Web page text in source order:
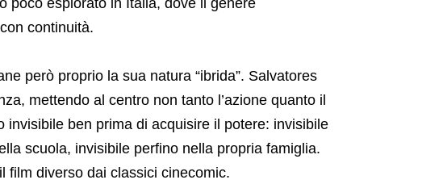
continuità.
però proprio la sua natura “ibrida”. Salvatores
mettendo al centro non tanto l’azione quanto il
ben prima di acquisire il potere: invisibile
scuola, invisibile perfino nella propria famiglia.
film diverso dai classici cinecomic.